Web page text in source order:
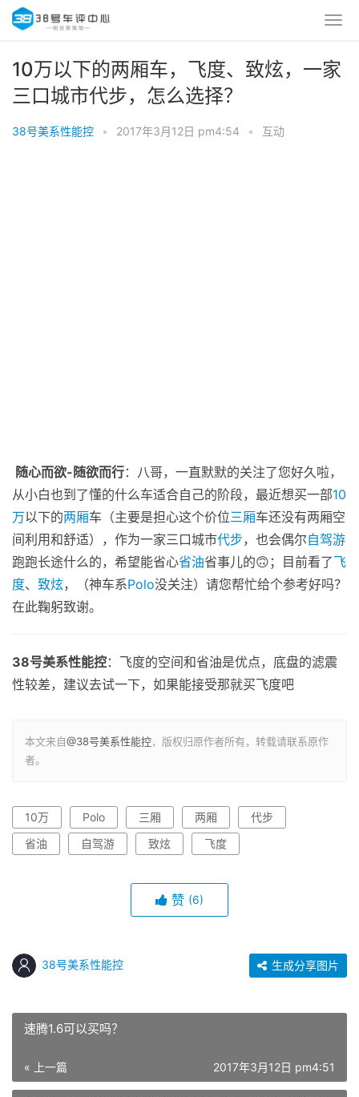
10万以下的两厢车，飞度、致炫，一家
三口城市代步，怎么选择？
38号美系性能控 • 2017年3月12日 pm4:54 • 互动
随心而欲-随欲而行：八哥，一直默默的关注了您好久啦，
从小白也到了懂的什么车适合自己的阶段，最近想买一部10
万以下的两厢车（主要是担心这个价位三厢车还没有两厢空
间利用和舒适），作为一家三口城市代步，也会偶尔自驾游
跑跑长途什么的，希望能省心省油省事儿的🙃；目前看了飞
度、 致炫，（神车系Polo没关注）请您帮忙给个参考好吗？
在此鞠躬致谢。
38号美系性能控：飞度的空间和省油是优点，底盘的滤震
性较差，建议去试一下，如果能接受那就买飞度吧
本文来自@38号美系性能控，版权归原作者所有，转载请联系原作
者。
10万 Polo 三厢 两厢
代步
省油
自驾游 致炫 飞度
赞 (6)
38号美系性能控 生成分享图片
速腾1.6可以买吗？
« 上一篇 2017年3月12日 pm4:51